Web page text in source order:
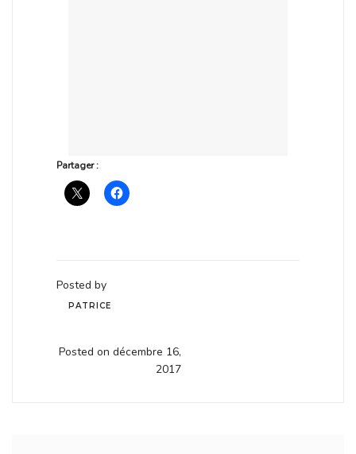
Partager :
Posted by
PATRICE
Posted on décembre 16,
2017